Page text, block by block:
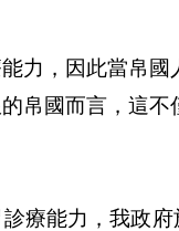
力，因此當帛
帛國而言，這
療能力，我政